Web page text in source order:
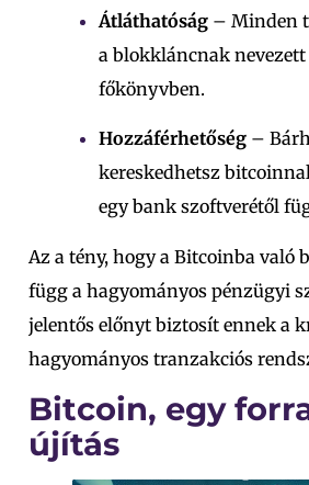
Átláthatóság – Minden
a blokkláncnak
főkönyvben.
Hozzáférhetőség –
kereskedhetsz
egy bank szoftverétől
Az a tény, hogy a Bitcoinba való
függ a hagyományos pénzügyi
jelentős előnyt biztosít ennek a
hagyományos tranzakciós
Bitcoin, egy
újítás